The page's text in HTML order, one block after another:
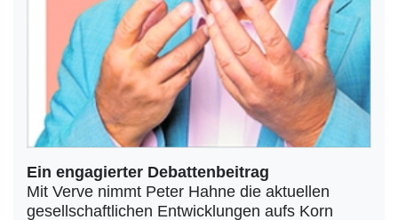
Ein engagierter Debattenbeitrag
Mit Verve nimmt Peter Hahne die aktuellen
gesellschaftlichen Entwicklungen aufs Korn